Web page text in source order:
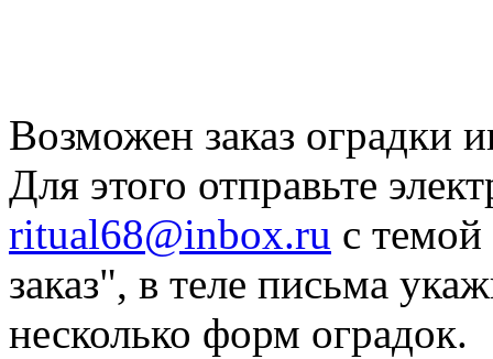
Возможен заказ оградки
Для этого отправьте
ritual68@inbox.ru с
заказ", в теле письма
несколько форм оградок.